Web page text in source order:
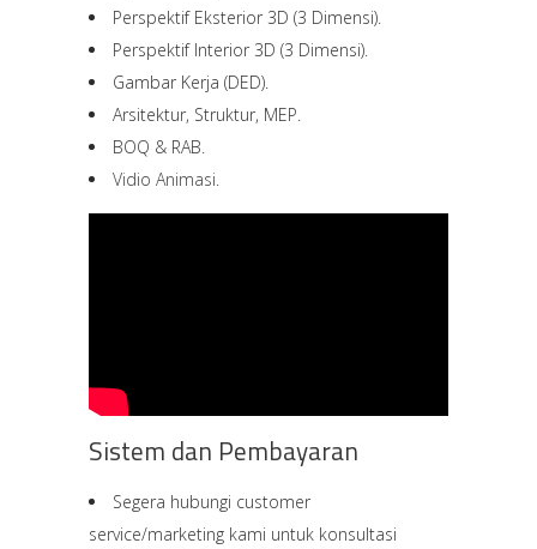
Perspektif Eksterior 3D (3 Dimensi).
Perspektif Interior 3D (3 Dimensi).
Gambar Kerja (DED).
Arsitektur, Struktur, MEP.
BOQ & RAB.
Vidio Animasi
Sistem dan Pembayaran
Segera hubungi customer
service/marketing kami untuk konsultasi